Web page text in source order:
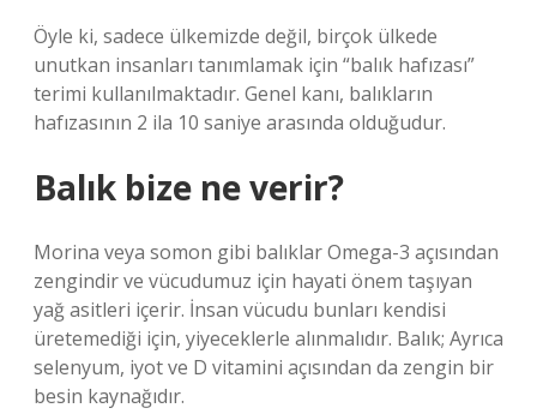
Öyle ki, sadece ülkemizde değil, birçok ülkede
unutkan insanları tanımlamak için “balık hafızası”
terimi kullanılmaktadır. Genel kanı, balıkların
hafızasının 2 ila 10 saniye arasında olduğudur.
Balık bize ne verir?
Morina veya somon gibi balıklar Omega-3 açısından
zengindir ve vücudumuz için hayati önem taşıyan
yağ asitleri içerir. İnsan vücudu bunları kendisi
üretemediği için, yiyeceklerle alınmalıdır. Balık; Ayrıca
selenyum, iyot ve D vitamini açısından da zengin bir
besin kaynağıdır.